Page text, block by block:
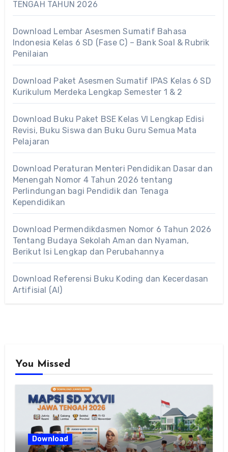
TENGAH TAHUN 2026
Download Lembar Asesmen Sumatif Bahasa
Indonesia Kelas 6 SD (Fase C) – Bank Soal & Rubrik
Penilaian
Download Paket Asesmen Sumatif IPAS Kelas 6 SD
Kurikulum Merdeka Lengkap Semester 1 & 2
Download Buku Paket BSE Kelas VI Lengkap Edisi
Revisi, Buku Siswa dan Buku Guru Semua Mata
Pelajaran
Download Peraturan Menteri Pendidikan Dasar dan
Menengah Nomor 4 Tahun 2026 tentang
Perlindungan bagi Pendidik dan Tenaga
Kependidikan
Download Permendikdasmen Nomor 6 Tahun 2026
Tentang Budaya Sekolah Aman dan Nyaman,
Berikut Isi Lengkap dan Perubahannya
Download Referensi Buku Koding dan Kecerdasan
Artifisial (AI)
You Missed
Download